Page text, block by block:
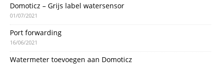
Domoticz – Grijs label watersensor
01/07/2021
Port forwarding
16/06/2021
Watermeter toevoegen aan Domoticz